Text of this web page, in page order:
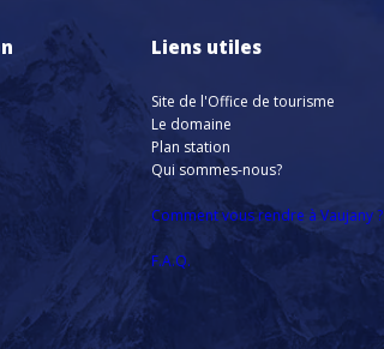
Liens utiles
Site de l'Office de tourisme
Le domaine
Plan station
Qui sommes-nous?
Comment vous rendre à Vaujany ?
F.A.Q.